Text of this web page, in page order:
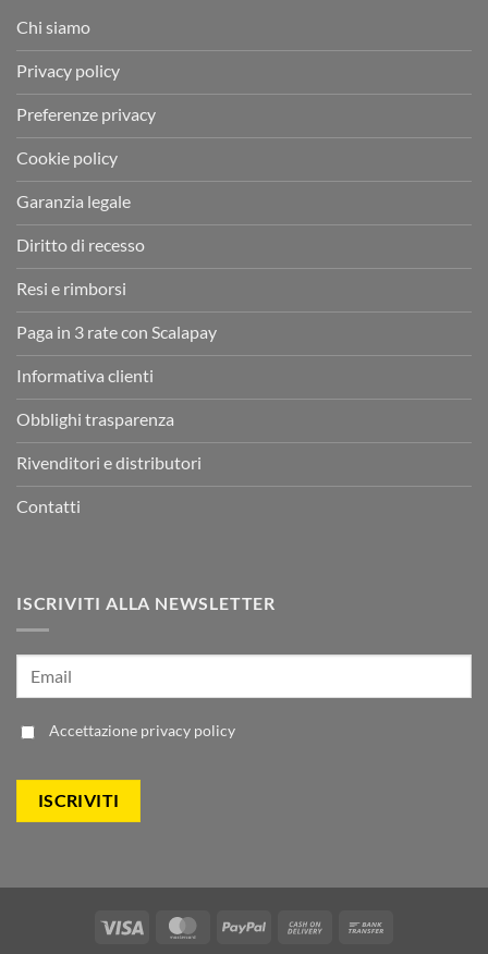
Chi siamo
Privacy policy
Preferenze privacy
Cookie policy
Garanzia legale
Diritto di recesso
Resi e rimborsi
Paga in 3 rate con Scalapay
Informativa clienti
Obblighi trasparenza
Rivenditori e distributori
Contatti
ISCRIVITI ALLA NEWSLETTER
Accettazione privacy policy
Visa MasterCardPayPal
Cash